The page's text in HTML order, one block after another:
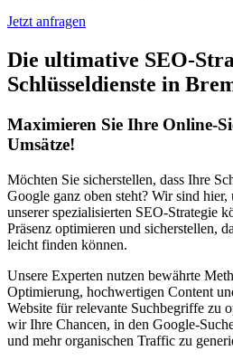
Jetzt anfragen
Die ultimative SEO-
Schlüsseldienste in
Maximieren Sie Ihre Online-
Umsätze!
Möchten Sie sicherstellen, dass Ihre
Google ganz oben steht? Wir sind
unserer spezialisierten SEO-Strategie
Präsenz optimieren und sicherstellen,
leicht finden können.
Unsere Experten nutzen bewährte
Optimierung, hochwertigen Content
Website für relevante Suchbegriffe zu
wir Ihre Chancen, in den Google-
und mehr organischen Traffic zu